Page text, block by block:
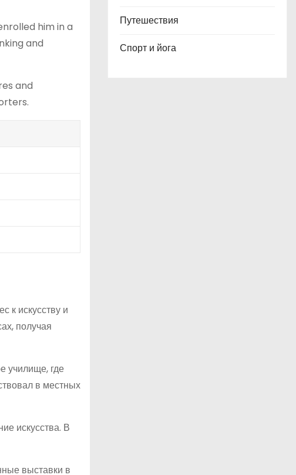
him in a
and
and
к искусству и
получая
училище, где
в местных
искусства. В
выставки в
Путешествия
Спорт и йога